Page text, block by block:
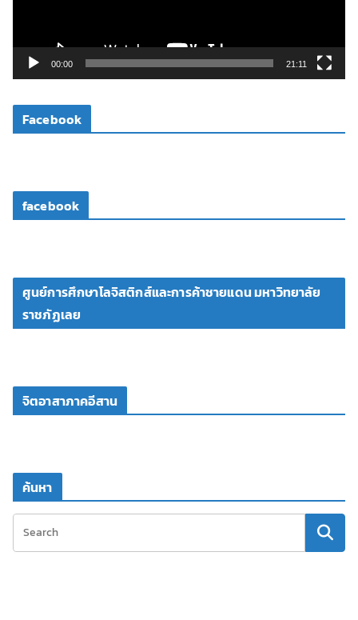
ดี
โ
00:00 21:11
Facebook
facebook
ศูนย์การศึกษาโลจิสติกส์และการค้าชายแดน มหาวิทยาลัย
ราชภัฏเลย
จิตอาสาภาคอีสาน
ค้นหา